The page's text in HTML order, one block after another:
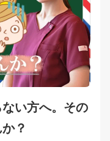
い方へ。その
？